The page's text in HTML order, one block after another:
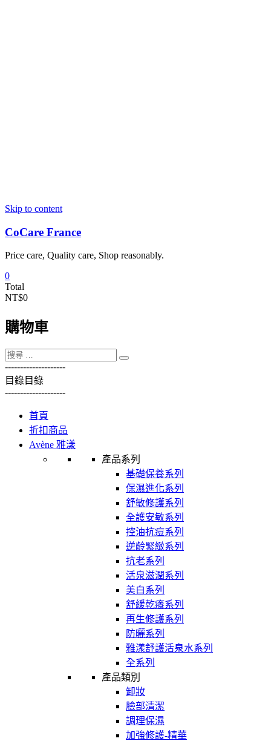
Skip to content
CoCare France
Price care, Quality care, Shop reasonably.
0
Total
NT$0
購物車
--------------------
目錄目錄
--------------------
首頁
折扣商品
Avène 雅漾
產品系列
基礎保養系列
保濕進化系列
舒敏修護系列
全護安敏系列
控油抗痘系列
逆齡緊緻系列
抗老系列
活泉滋潤系列
美白系列
舒緩乾癢系列
再生修護系列
防曬系列
雅漾舒護活泉水系列
全系列
產品類別
卸妝
臉部清潔
調理保濕
加強修護-精華